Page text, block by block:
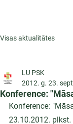
Visas aktualitātes
ESF projekti
Konference:
LU PSK
2012. g. 23.
Konference:
23.10.2012.